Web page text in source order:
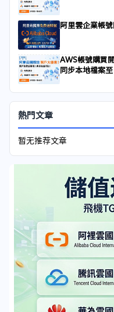
阿里雲企業帳
AWS帳號購買
同步本地檔案
熱門文章
暂无推荐文章